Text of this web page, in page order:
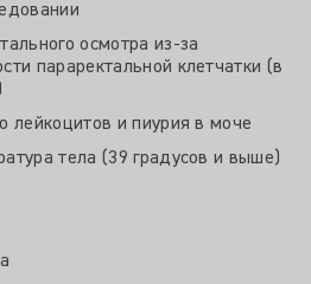
осмотра из-за
параректальной клетчатки (в
лейкоцитов и пиурия в моче
тела (39 градусов и выше)